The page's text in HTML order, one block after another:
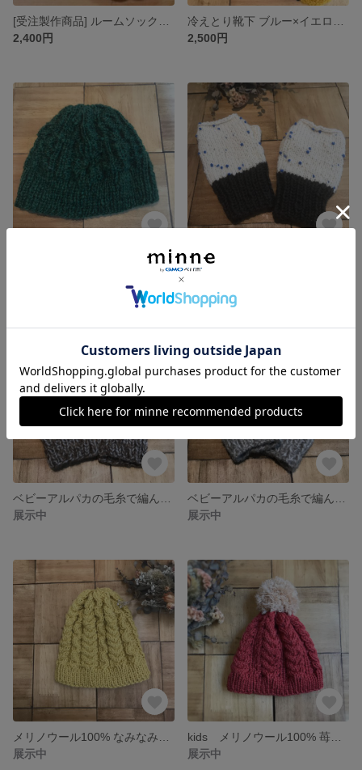
2,400円
2,500円
ウール100% グリーンの帽子
展示中
展示中
展示中
展示中